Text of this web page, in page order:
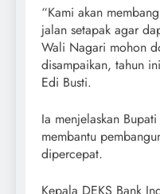
“Kami akan
jalan setapak agar
Wali Nagari mohon
disampaikan, tahun
Edi Busti.
Ia menjelaskan
membantu
dipercepat.